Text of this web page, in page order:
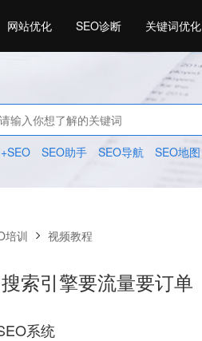
网站优化 SEO诊断 关键词优化
SEO助手 SEO导航 SEO地图
培训 视频教程
索引擎要流量要订单
系统